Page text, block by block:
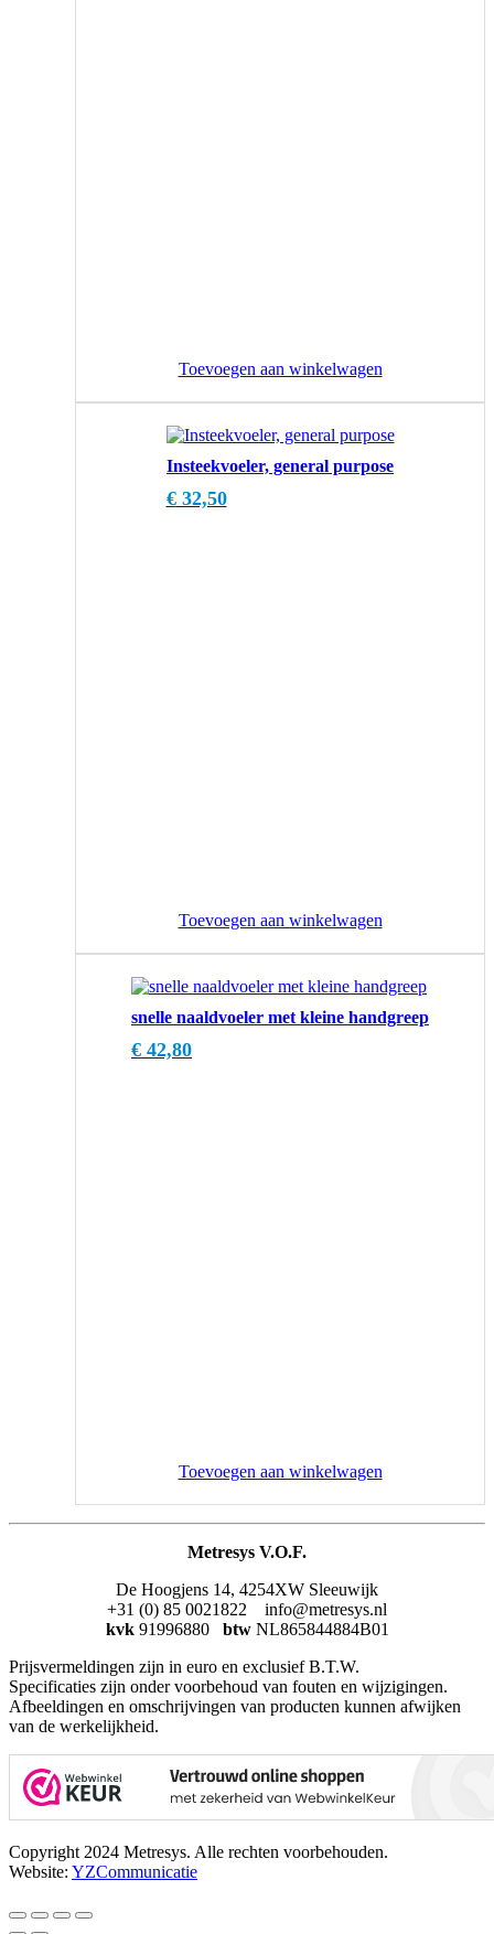
Toevoegen aan winkelwagen
Insteekvoeler, general purpose
€32,50
Toevoegen aan winkelwagen
snelle naaldvoeler met kleine handgreep
€ 42,80
Toevoegen aan winkelwagen
Metresys V.O.F.
De Hoogjens 14, 4254XW Sleeuwijk
+31 (0) 85 0021822 info@metresys.nl
kvk 91996880 btw NL865844884B01
Prijsvermeldingen zijn in euro en exclusief B.T.W.
Specificaties zijn onder voorbehoud van fouten en wijzigingen.
Afbeeldingen en omschrijvingen van producten kunnen afwijken
van de werkelijkheid.
Copyright 2024 Metresys. Alle rechten voorbehouden.
Website: YZCommunicatie